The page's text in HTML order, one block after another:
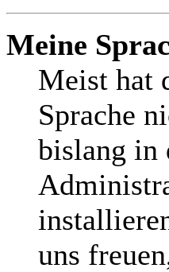
Meine
Meist hat
Sprache
bislang in
uns